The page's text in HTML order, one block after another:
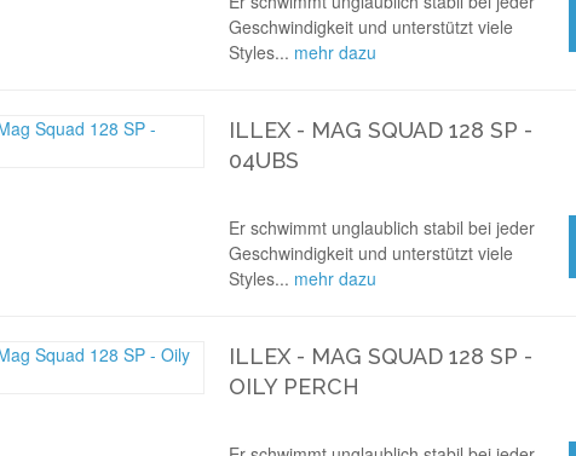
Geschwindigkeit und unterstützt viele
Styles... mehr dazu
ILLEX - MAG SQUAD 128 SP -
04UBS
Er schwimmt unglaublich stabil bei jeder
Geschwindigkeit und unterstützt viele
Styles... mehr dazu
ILLEX - MAG SQUAD 128 SP -
OILY PERCH